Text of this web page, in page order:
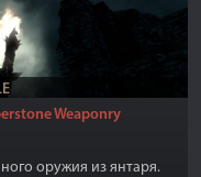
Weaponry
оружия из янтаря.